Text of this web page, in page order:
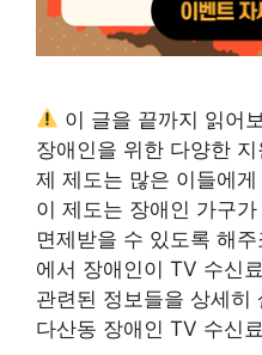
이 글을 끝까지 읽어
장애인을 위한 다양한
제 제도는 많은 이들에
이 제도는 장애인 가구
면제받을 수 있도록 해
에서 장애인이 TV 수신
관련된 정보들을 상세히
다산동 장애인 TV 수신